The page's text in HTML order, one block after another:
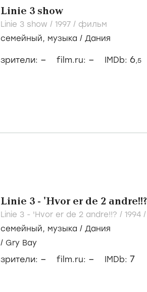
Linie 3 show
Linie 3 show / 1997 / фильм
семейный, музыка / Дания
зрители: – film.ru: – IMDb: 6,5
Linie 3 - 'Hvor er de 2 andre!!?
Linie 3 - 'Hvor er de 2 andre!!? / 1994 /
семейный, музыка / Дания
/ Gry Bay
зрители: – film.ru: – IMDb: 7